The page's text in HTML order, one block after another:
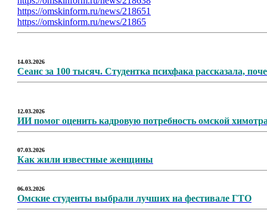
https://omskinform.ru/news/218651
https://omskinform.ru/news/21865
14.03.2026
Сеанс за 100 тысяч. Студентка психфака рассказала,
12.03.2026
ИИ помог оценить кадровую потребность омской
07.03.2026
Как жили известные женщины
06.03.2026
Омские студенты выбрали лучших на фестивале ГТО